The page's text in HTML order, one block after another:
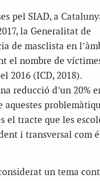
pel SIAD, a
la Generalitat de
de masclista en
el nombre de
2016 (ICD, 2018).
reducció d’un 20%
el tracte que les
i transversal com
un tema